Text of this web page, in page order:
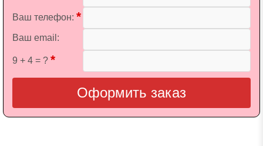
Ваш телефон: *
Ваш email:
9 + 4 = ? *
Оформить заказ